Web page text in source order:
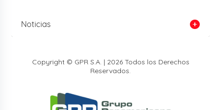
Noticias
Copyright © GPR S.A. | 2026 Todos los Derechos
Reservados.